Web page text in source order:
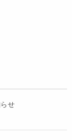
せ